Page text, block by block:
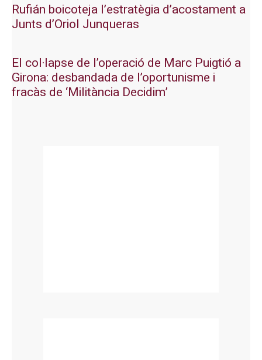
Rufián boicoteja l’estratègia d’acostament a
Junts d’Oriol Junqueras
El col·lapse de l’operació de Marc Puigtió a
Girona: desbandada de l’oportunisme i
fracàs de ‘Militància Decidim’